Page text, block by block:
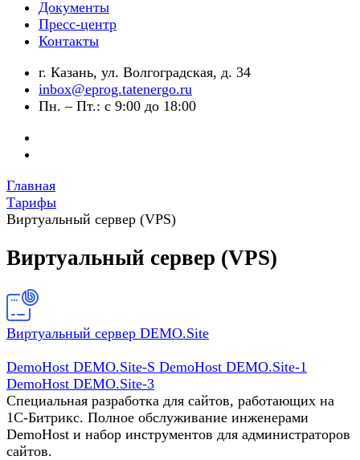
Документы
Пресс-центр
Контакты
г. Казань, ул. Волгоградская, д. 34
inbox@eprog.tatenergo.ru
Пн. – Пт.: с 9:00 до 18:00
Главная
Тарифы
Виртуальный сервер (VPS)
Виртуальный сервер (VPS)
Виртуальный сервер DEMO.Site
DemoHost DEMO.Site-S DemoHost DEMO.Site-1
DemoHost DEMO.Site-3
Специальная разработка для сайтов, работающих на
1С-Битрикс. Полное обслуживание инженерами
DemoHost и набор инструментов для администраторов
сайтов.